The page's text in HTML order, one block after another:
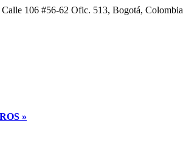
106 #56-62 Ofic. 513, Bogotá, Colombia
»